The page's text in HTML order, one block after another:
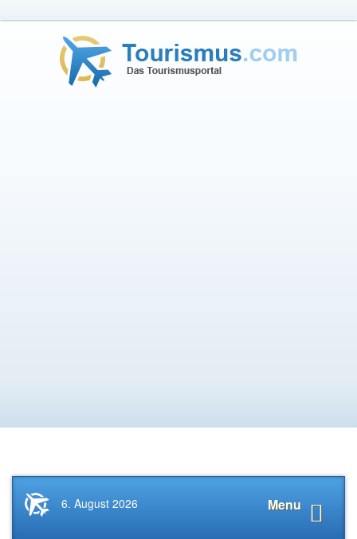
Startseite
News.Tourismus.com
Menu
6. August 2026